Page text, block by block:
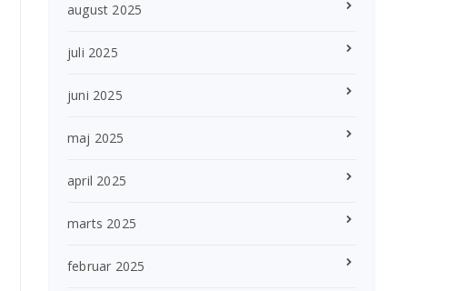
august 2025
juli 2025
juni 2025
maj 2025
april 2025
marts 2025
februar 2025